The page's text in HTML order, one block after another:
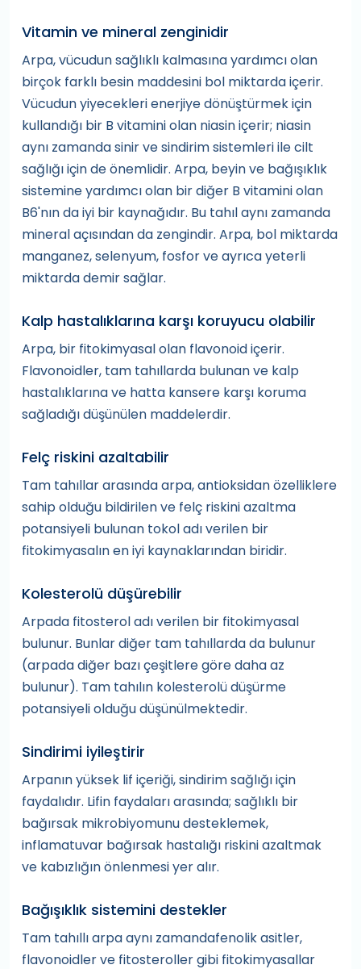
Vitamin ve mineral zenginidir
Arpa, vücudun sağlıklı kalmasına yardımcı olan
birçok farklı besin maddesini bol miktarda içerir.
Vücudun yiyecekleri enerjiye dönüştürmek için
kullandığı bir B vitamini olan niasin içerir; niasin
aynı zamanda sinir ve sindirim sistemleri ile cilt
sağlığı için de önemlidir. Arpa, beyin ve bağışıklık
sistemine yardımcı olan bir diğer B vitamini olan
B6'nın da iyi bir kaynağıdır. Bu tahıl aynı zamanda
mineral açısından da zengindir. Arpa, bol miktarda
manganez, selenyum, fosfor ve ayrıca yeterli
miktarda demir sağlar.
Kalp hastalıklarına karşı koruyucu olabilir
Arpa, bir fitokimyasal olan flavonoid içerir.
Flavonoidler, tam tahıllarda bulunan ve kalp
hastalıklarına ve hatta kansere karşı koruma
sağladığı düşünülen maddelerdir.
Felç riskini azaltabilir
Tam tahıllar arasında arpa, antioksidan özelliklere
sahip olduğu bildirilen ve felç riskini azaltma
potansiyeli bulunan tokol adı verilen bir
fitokimyasalın en iyi kaynaklarından biridir.
Kolesterolü düşürebilir
Arpada fitosterol adı verilen bir fitokimyasal
bulunur. Bunlar diğer tam tahıllarda da bulunur
(arpada diğer bazı çeşitlere göre daha az
bulunur). Tam tahılın kolesterolü düşürme
potansiyeli olduğu düşünülmektedir.
Sindirimi iyileştirir
Arpanın yüksek lif içeriği, sindirim sağlığı için
faydalıdır. Lifin faydaları arasında; sağlıklı bir
bağırsak mikrobiyomunu desteklemek,
inflamatuvar bağırsak hastalığı riskini azaltmak
ve kabızlığın önlenmesi yer alır.
Bağışıklık sistemini destekler
Tam tahıllı arpa aynı zamandafenolik asitler,
flavonoidler ve fitosteroller gibi fitokimyasallar